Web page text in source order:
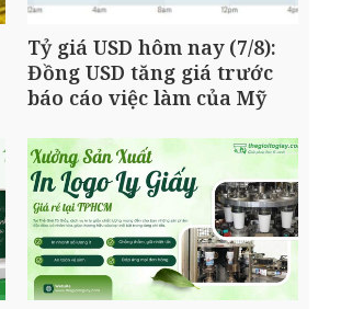
Tỷ giá USD hôm nay (7/8):
Đồng USD tăng giá trước
báo cáo việc làm của Mỹ